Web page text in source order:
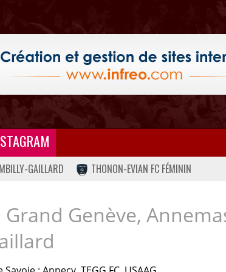
GAILLARD THONON-EVIAN FC FÉMININ
Genève,